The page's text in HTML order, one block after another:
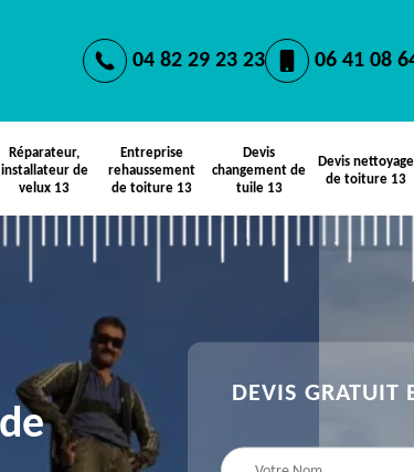
04 82 29 23 23 06 41 08
Réparateur,
installateur de
velux 13
Entreprise
rehaussement
de toiture 13
Devis
changement de
tuile 13
Devis nettoyage
de toiture 13
DEVIS GRATUIT